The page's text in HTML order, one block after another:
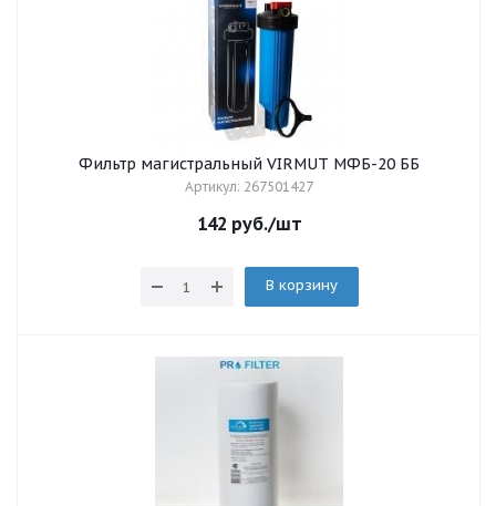
Фильтр магистральный VIRMUT МФБ-20 ББ
Артикул: 267501427
142 руб./шт
В корзину